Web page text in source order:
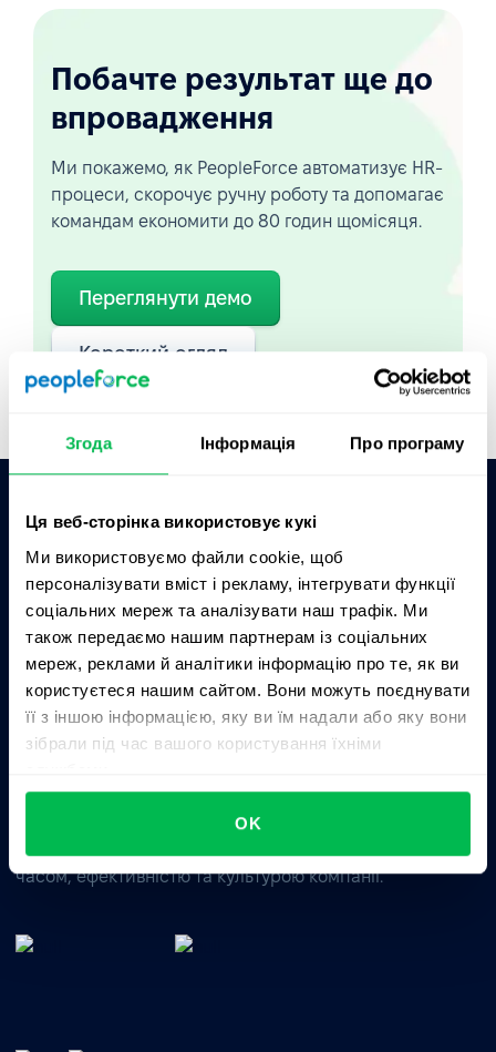
Згода Інформація Про програму
Ця веб-сторінка використовує кукі
Ми використовуємо файли cookie, щоб
персоналізувати вміст і рекламу, інтегрувати функції
соціальних мереж та аналізувати наш трафік. Ми
також передаємо нашим партнерам із соціальних
мереж, реклами й аналітики інформацію про те, як ви
користуєтеся нашим сайтом. Вони можуть поєднувати
її з іншою інформацією, яку ви їм надали або яку вони
зібрали під час вашого користування їхніми
OK
Побачте результат ще до
впровадження
Ми покажемо, як PeopleForce автоматизує HR-
процеси, скорочує ручну роботу та допомагає
командам економити до 80 годин щомісяця.
Переглянути демо
Короткий огляд
Запитати AI про PeopleForce:
ChatGPT
Claude Perplexity
Business driven. People focused.
Цілісне HRM-рішення для управління талантами,
часом, ефективністю та культурою компанії.